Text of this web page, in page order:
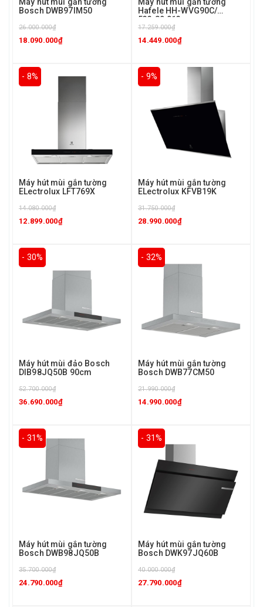
Bosch DWB97IM50
26.000.000₫
18.090.000₫
Hafele HH-WVG90C/
533.89.013
17.259.000₫
14.449.000₫
- 8%
Máy hút mùi gắn tường
ELectrolux LFT769X
14.080.000₫
12.899.000₫
- 9%
Máy hút mùi gắn tường
ELectrolux KFVB19K
31.750.000₫
28.990.000₫
- 30%
Máy hút mùi đảo Bosch
DIB98JQ50B 90cm
52.700.000₫
36.690.000₫
- 32%
Máy hút mùi gắn tường
Bosch DWB77CM50
21.990.000₫
14.990.000₫
- 31%
Máy hút mùi gắn tường
Bosch DWB98JQ50B
35.700.000₫
24.790.000₫
- 31%
Máy hút mùi gắn tường
Bosch DWK97JQ60B
40.000.000₫
27.790.000₫